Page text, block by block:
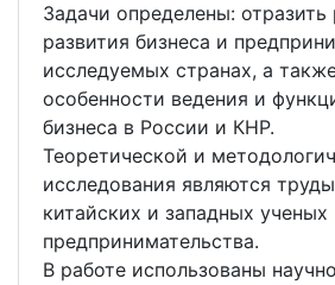
Задачи определены:
развития бизнеса и
исследуемых странах, а
особенности ведения и
бизнеса в России и КНР.
Теоретической и
исследования являются
китайских и западных ученых
предпринимательства.
В работе использованы